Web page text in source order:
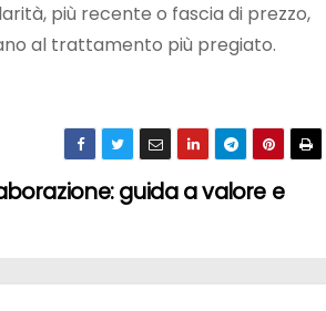
più recente o fascia di prezzo,
al trattamento più pregiato.
guida a valore e